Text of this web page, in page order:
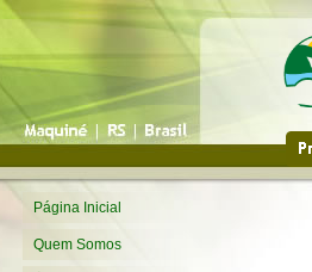
Página Inicial
Quem Somos